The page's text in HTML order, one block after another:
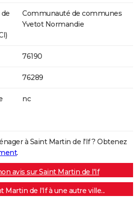
Communauté de communes
Yvetot Normandie
76190
76289
nc
à Saint Martin de l'If ? Obtenez
.
avis sur Saint Martin de l'If
Martin de l'If à une autre ville...